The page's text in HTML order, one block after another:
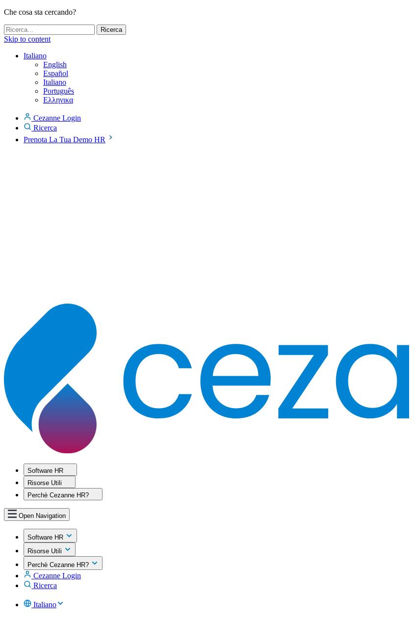
Che cosa sta cercando?
Skip to content
Italiano
English
Español
Italiano
Português
Ελληνικα
Cezanne Login
Ricerca
Prenota La Tua Demo HR
Software HR
Risorse Utili
Perchè Cezanne HR?
Open Navigation
Software HR
Risorse Utili
Perchè Cezanne HR?
Cezanne Login
Ricerca
Italiano